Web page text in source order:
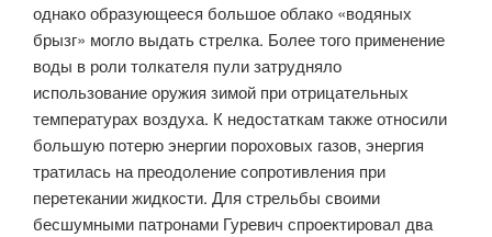
однако образующееся большое облако «водяных
брызг» могло выдать стрелка. Более того применение
воды в роли толкателя пули затрудняло
использование оружия зимой при отрицательных
температурах воздуха. К недостаткам также относили
большую потерю энергии пороховых газов, энергия
тратилась на преодоление сопротивления при
перетекании жидкости. Для стрельбы своими
бесшумными патронами Гуревич спроектировал два